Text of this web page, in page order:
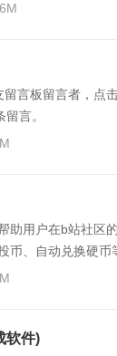
言板留言者，点
言。
助用户在b站社区
币、自动兑换硬
软件)